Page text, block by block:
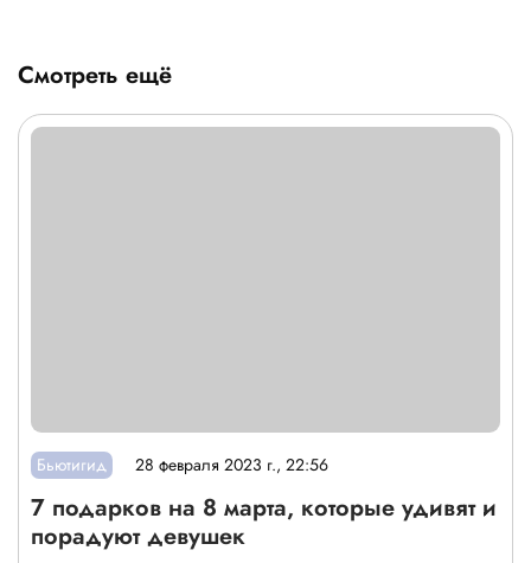
Смотреть ещё
Бьютигид 28 февраля 2023 г., 22:56
7 подарков на 8 марта, которые удивят и
порадуют девушек